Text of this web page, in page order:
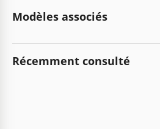
Modèles associés
Récemment consulté